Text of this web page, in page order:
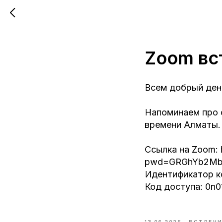
Zoom
Всем добрый
Напоминаем про
времени Алматы.
Ссылка на
Идентификатор
Код доступа: